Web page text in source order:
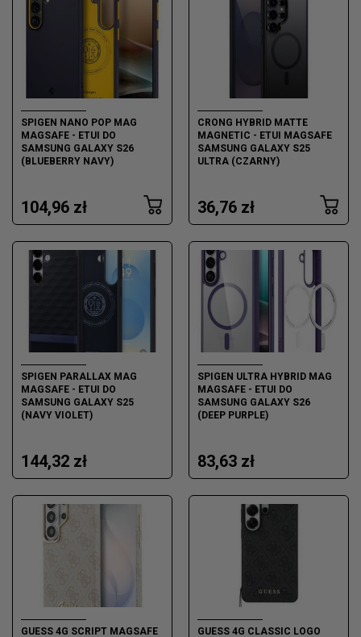
SPIGEN NANO POP MAG
MAGSAFE - ETUI DO
SAMSUNG GALAXY S26
(BLUEBERRY NAVY)
104,96 zł
CRONG HYBRID MATTE
MAGNETIC - ETUI MAGSAFE
SAMSUNG GALAXY S25
ULTRA (CZARNY)
36,76 zł
SPIGEN PARALLAX MAG
MAGSAFE - ETUI DO
SAMSUNG GALAXY S25
(NAVY VIOLET)
144,32 zł
SPIGEN ULTRA HYBRID MAG
MAGSAFE - ETUI DO
SAMSUNG GALAXY S26
(DEEP PURPLE)
83,63 zł
GUESS 4G SCRIPT MAGSAFE
GUESS 4G CLASSIC LOGO